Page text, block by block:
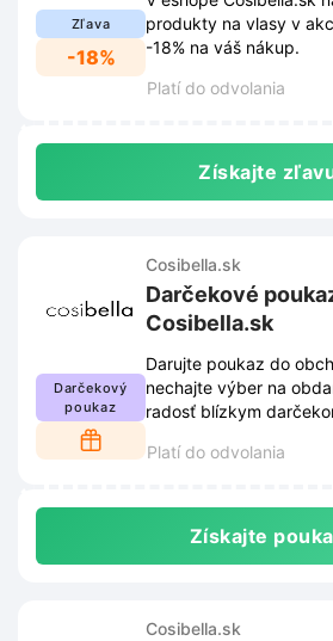
Zľava
-18%
produkty na vlasy v
-18% na váš nákup.
Platí do odvolania
Získajte
Darčekový
poukaz
Cosibella.sk
Darčekové
Cosibella.sk
Darujte poukaz do
nechajte výber na
radosť blízkym
Platí do odvolania
Získajte
Cosibella.sk